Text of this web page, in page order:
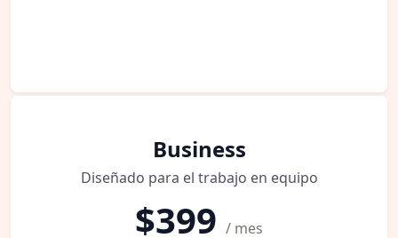
Business
Diseñado para el trabajo en equipo
$399 / mes